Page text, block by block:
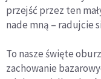
przejść przez ten
nade mną – radujcie
To nasze święte
zachowanie